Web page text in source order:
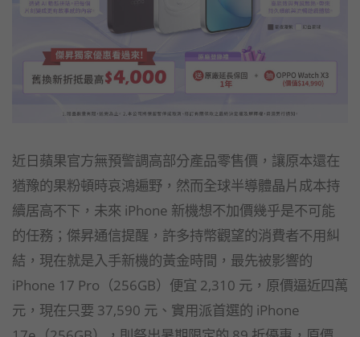
近日蘋果官方無預警調高部分產品零售價，讓原本還在
猶豫的果粉頓時哀鴻遍野，然而全球半導體晶片成本持
續居高不下，未來 iPhone 新機想不加價幾乎是不可能
的任務；傑昇通信提醒，許多持幣觀望的消費者不用糾
結，現在就是入手新機的黃金時間，最先被影響的
iPhone 17 Pro（256GB）便宜 2,310 元，原價逼近四萬
元，現在只要 37,590 元、實用派首選的 iPhone